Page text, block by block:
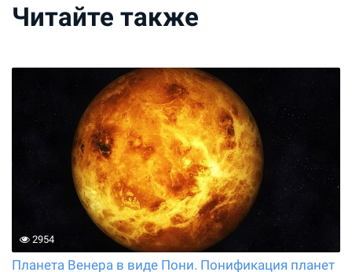
Читайте также
2954
Планета Венера в виде Пони. Понификация планет